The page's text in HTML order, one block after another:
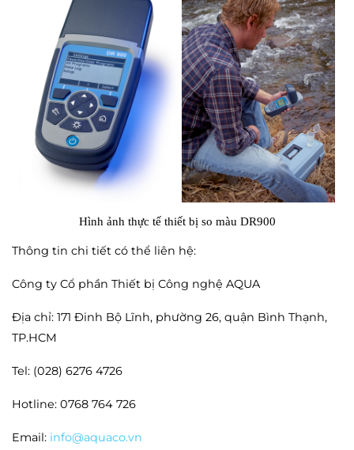
Hình ảnh thực tế thiết bị so màu DR900
Thông tin chi tiết có thể liên hệ:
Công ty Cổ phần Thiết bị Công nghệ AQUA
Địa chỉ: 171 Đinh Bộ Lĩnh, phường 26, quận Bình Thạnh,
TP.HCM
Tel: (028) 6276 4726
Hotline: 0768 764 726
Email: info@aquaco.vn